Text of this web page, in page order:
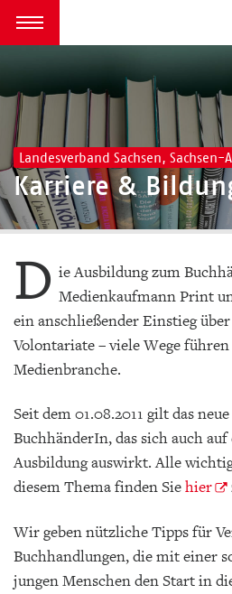
zum Inhalt springen
Menü öffnen
Landesverband Sachsen,
Karriere &
D ie Ausbildung zum
Medienkaufmann Print
ein anschließender Einstieg
Volontariate – viele Wege
Medienbranche.
Seit dem 01.08.2011 gilt das
BuchhänderIn, das sich auch
Ausbildung auswirkt. Alle
diesem Thema finden Siehier
Wir geben nützliche Tipps für
Buchhandlungen, die mit einer
jungen Menschen den Start in